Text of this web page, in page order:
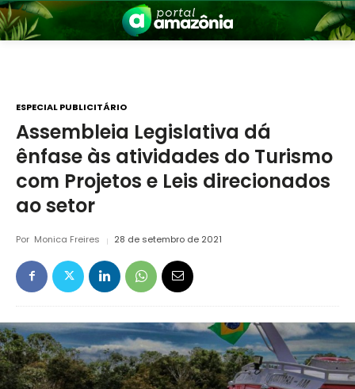
Amazônia
ESPECIAL PUBLICITÁRIO
Assembleia Legislativa dá
ênfase às atividades do Turismo
com Projetos e Leis direcionados
ao setor
Por Monica Freires 28 de setembro de 2021